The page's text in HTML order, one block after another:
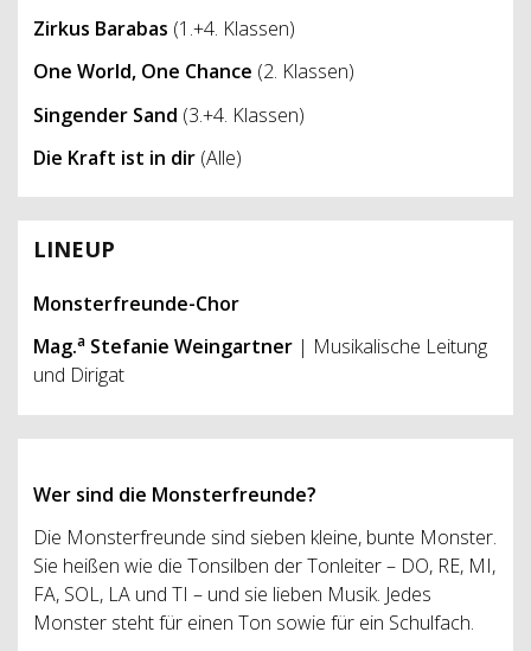
Zirkus Barabas (1.+4. Klassen)
One World, One Chance (2. Klassen)
Singender Sand (3.+4. Klassen)
Die Kraft ist in dir (Alle)
LINEUP
Monsterfreunde-Chor
Mag.a Stefanie Weingartner | Musikalische Leitung
und Dirigat
Wer sind die Monsterfreunde?
Die Monsterfreunde sind sieben kleine, bunte Monster.
Sie heißen wie die Tonsilben der Tonleiter – DO, RE, MI,
FA, SOL, LA und TI – und sie lieben Musik. Jedes
Monster steht für einen Ton sowie für ein Schulfach.